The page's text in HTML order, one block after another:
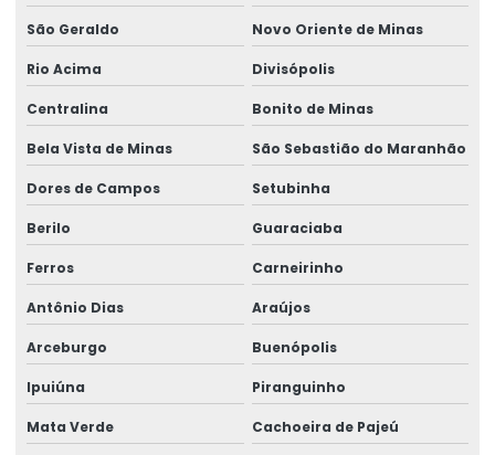
São Geraldo Novo Oriente de Minas
Rio Acima Divisópolis
Centralina Bonito de Minas
Bela Vista de Minas São Sebastião do Maranhão
Dores de Campos Setubinha
Berilo Guaraciaba
Ferros Carneirinho
Antônio Dias Araújos
Arceburgo Buenópolis
Ipuiúna Piranguinho
Mata Verde Cachoeira de Pajeú